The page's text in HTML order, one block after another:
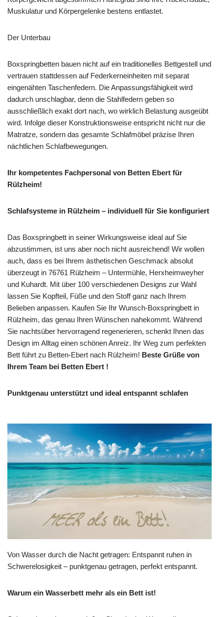
Muskulatur und Körpergelenke bestens entlastet.
Der Unterbau
Boxspringbetten bauen nicht auf ein traditionelles Bettgestell und
vertrauen stattdessen auf Federkerneinheiten mit separat
eingenähten Taschenfedern. Die Anpassungsfähigkeit wird
dadurch unschlagbar, denn die Stahlfedern geben so
ausschließlich exakt dort nach, wo wirklich Belastung ausgeübt
wird. Infolge dieser Konstruktionsweise entspricht nicht nur die
Matratze, sondern das gesamte Schlafmöbel präzise Ihren
nächtlichen Schlafbewegungen.
Ihr kompetentes Fachpersonal von Betten Ebert für
Rülzheim!
Schlafsysteme in Rülzheim – individuell für Sie konfiguriert
Das Boxspringbett in seiner Wirkungsweise ideal auf Sie
abzustimmen, ist uns aber noch nicht ausreichend! Wir wollen
auch, dass es bei Ihrem ästhetischen Geschmack absolut
überzeugt in 76761 Rülzheim – Untermühle, Herxheimweyher
und Kuhardt. Mit über 100 verschiedenen Designs zur Wahl
lassen Sie Kopfteil, Füße und den Stoff ganz nach Ihrem
Belieben anpassen. Kaufen Sie Ihr Wunsch-Boxspringbett in
Rülzheim, das genau Ihren Wünschen nahekommt. Während
Sie nachtsüber hervorragend regenerieren, schenkt Ihnen das
Design im Alltag einen schönen Anreiz. Ihr Weg zum perfekten
Bett führt zu Betten-Ebert nach Rülzheim! Beste Grüße von
Ihrem Team bei Betten Ebert !
Punktgenau unterstützt und ideal entspannt schlafen
Von Wasser durch die Nacht getragen: Entspannt ruhen in
Schwerelosigkeit – punktgenau getragen, perfekt entspannt.
Warum ein Wasserbett mehr als ein Bett ist!